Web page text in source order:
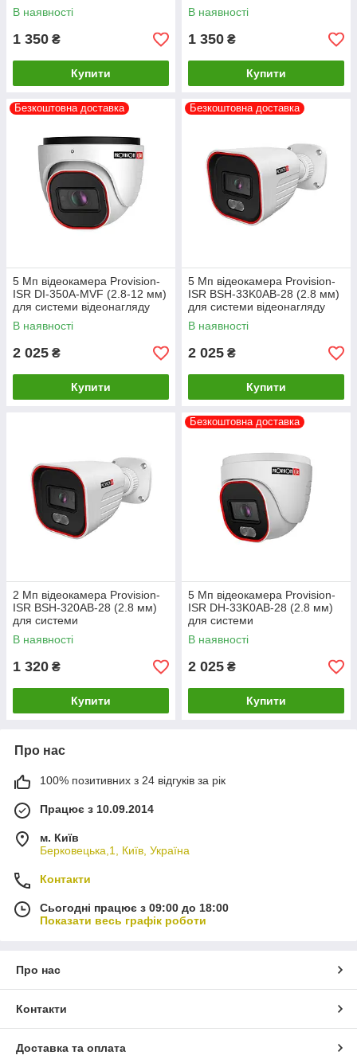
В наявності
1 350 ₴
Купити
В наявності
1 350 ₴
Купити
Безкоштовна доставка
5 Мп відеокамера Provision-
ISR DI-350A-MVF (2.8-12 мм)
для системи відеонагляду
В наявності
2 025 ₴
Купити
Безкоштовна доставка
5 Мп відеокамера Provision-
ISR BSH-33K0AB-28 (2.8 мм)
для системи відеонагляду
В наявності
2 025 ₴
Купити
2 Мп відеокамера Provision-
ISR BSH-320AB-28 (2.8 мм)
для системи
відеоспостереження
В наявності
1 320 ₴
Купити
Безкоштовна доставка
5 Мп відеокамера Provision-
ISR DH-33K0AB-28 (2.8 мм)
для системи
відеоспостереження
В наявності
2 025 ₴
Купити
Про нас
100% позитивних з 24 відгуків за рік
Працює з 10.09.2014
м. Київ
Берковецька,1, Київ, Україна
Контакти
Сьогодні працює з 09:00 до 18:00
Показати весь графік роботи
Про нас
Контакти
Доставка та оплата